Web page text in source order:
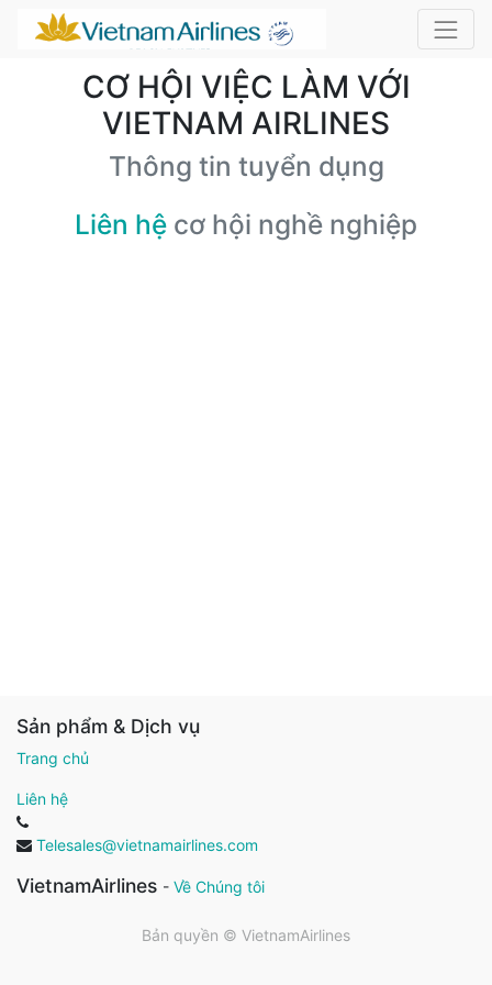
CƠ HỘI VIỆC LÀM VỚI
VIETNAM AIRLINES
Thông tin tuyển dụng
Liên hệ cơ hội nghề nghiệp
Sản phẩm & Dịch vụ
Trang chủ
Liên hệ
Telesales@vietnamairlines.com
VietnamAirlines - Về Chúng tôi
Bản quyền © VietnamAirlines